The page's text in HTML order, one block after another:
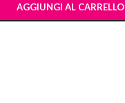
AGGIUNGI AL CARRELLO